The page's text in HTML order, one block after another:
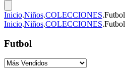
Inicio.Niños.COLECCIONES.Futbol
Inicio.Niños.COLECCIONES.Futbol
Futbol